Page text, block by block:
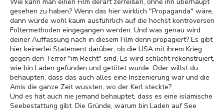
gesehen zu haben? Wenn das hier wirklich "Propaganda" wäre,
dann würde wohl kaum ausführlich auf die höchst kontroversen
Foltermethoden eingegangen werden. Und was genau wird
deiner Auffassung nach in diesem Film denn propagiert? Es gibt
hier keinerlei Statement darüber, ob die USA mit ihrem Krieg
gegen den Terror "im Recht" sind. Es wird schlicht rekonstruiert,
wie bin Laden gefunden und getötet wurde. Oder willst du
behaupten, dass das auch alles eine Inszenierung war und die
Amis die ganze Zeit wussten, wo der Kerl steckte?
Und es hat auch nie jemand behauptet, dass es eine islamische
Seebestattung gibt. Die Gründe, warum bin Laden auf See